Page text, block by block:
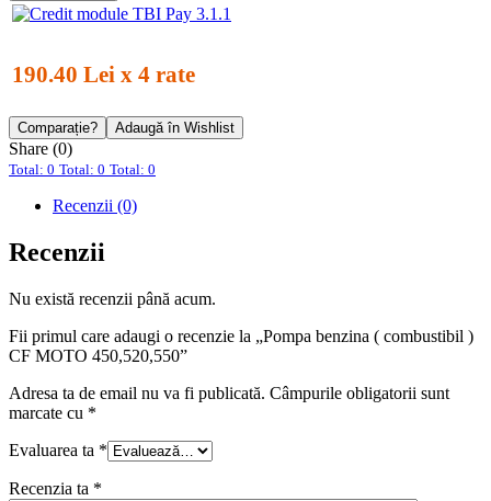
190.40 Lei x 4 rate
Comparație? Adaugă în Wishlist
Share (0)
Total: 0 Total: 0 Total: 0
Recenzii (0)
Recenzii
Nu există recenzii până acum.
Fii primul care adaugi o recenzie la „Pompa benzina ( combustibil )
CF MOTO 450,520,550”
Adresa ta de email nu va fi publicată. Câmpurile obligatorii sunt
marcate cu *
Evaluarea ta *
Recenzia ta *